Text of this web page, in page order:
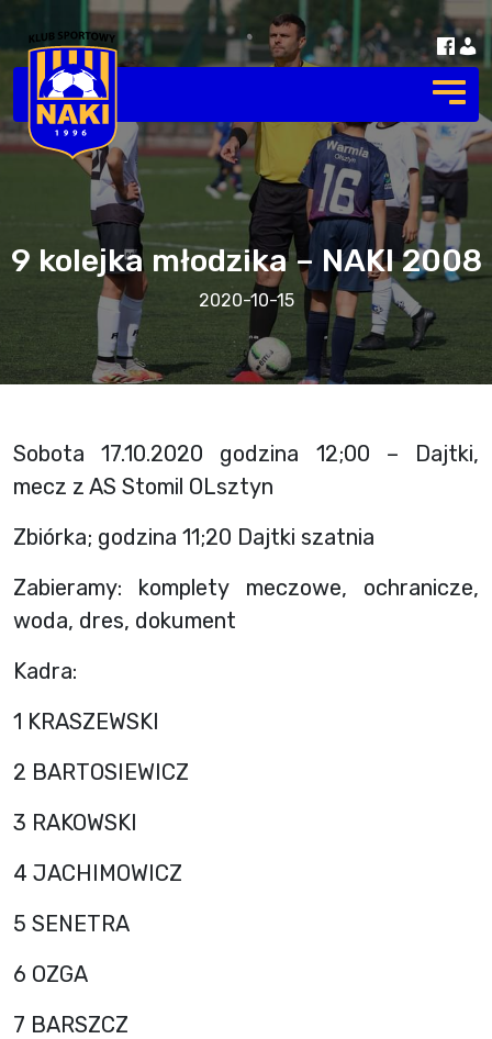
9 kolejka młodzika – NAKI 2008
2020-10-15
Sobota 17.10.2020 godzina 12;00 – Dajtki,
mecz z AS Stomil OLsztyn
Zbiórka; godzina 11;20 Dajtki szatnia
Zabieramy: komplety meczowe, ochranicze,
woda, dres, dokument
Kadra:
1 KRASZEWSKI
2 BARTOSIEWICZ
3 RAKOWSKI
4 JACHIMOWICZ
5 SENETRA
6 OZGA
7 BARSZCZ